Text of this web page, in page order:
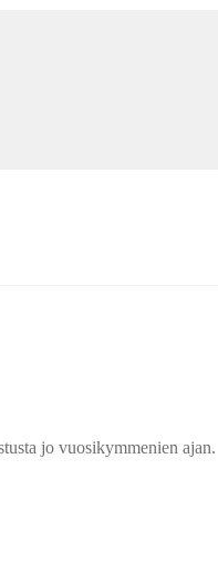
jo vuosikymmenien ajan.